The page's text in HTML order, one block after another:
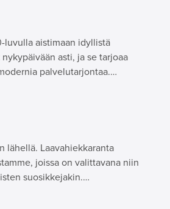
luvulla aistimaan idyllistä
asti, ja se tarjoaa
palvelutarjontaa.…
lähellä. Laavahiekkaranta
joissa on valittavana niin
suosikkejakin.…